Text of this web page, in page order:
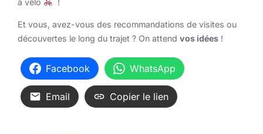
à vélo
!
Et vous, avez-vous des recommandations de visites ou
découvertes le long du trajet ? On attend vos idées !
Facebook WhatsApp
Email Copier le lien